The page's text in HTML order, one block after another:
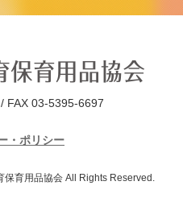
FAX 03-5395-6697
・ポリシー
育用品協会 All Rights Reserved.